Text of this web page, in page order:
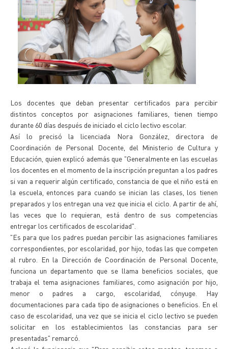
Los docentes que deban presentar certificados para percibir
distintos conceptos por asignaciones familiares, tienen tiempo
durante 60 días después de iniciado el ciclo lectivo escolar.
Así lo precisó la licenciada Nora González, directora de
Coordinación de Personal Docente, del Ministerio de Cultura y
Educación, quien explicó además que "Generalmente en las escuelas
los docentes en el momento de la inscripción preguntan a los padres
si van a requerir algún certificado, constancia de que el niño está en
la escuela, entonces para cuando se inician las clases, los tienen
preparados y los entregan una vez que inicia el ciclo. A partir de ahí,
las veces que lo requieran, está dentro de sus competencias
entregar los certificados de escolaridad".
"Es para que los padres puedan percibir las asignaciones familiares
correspondientes, por escolaridad, por hijo, todas las que competen
al rubro. En la Dirección de Coordinación de Personal Docente,
funciona un departamento que se llama beneficios sociales, que
trabaja el tema asignaciones familiares, como asignación por hijo,
menor o padres a cargo, escolaridad, cónyuge. Hay
documentaciones para cada tipo de asignaciones o beneficios. En el
caso de escolaridad, una vez que se inicia el ciclo lectivo se pueden
solicitar en los establecimientos las constancias para ser
presentadas" remarcó.